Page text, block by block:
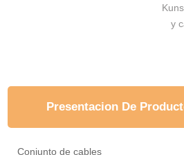
y
Presentacion De
Conjunto de cables